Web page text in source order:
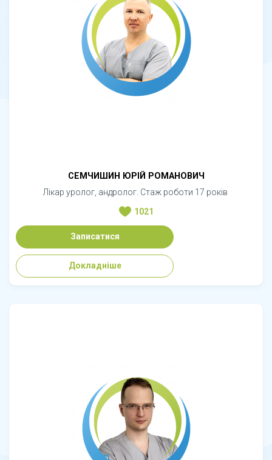
СЕМЧИШИН ЮРІЙ РОМАНОВИЧ
Лікар уролог, андролог. Стаж роботи 17 років
1021
Записатися
Докладніше